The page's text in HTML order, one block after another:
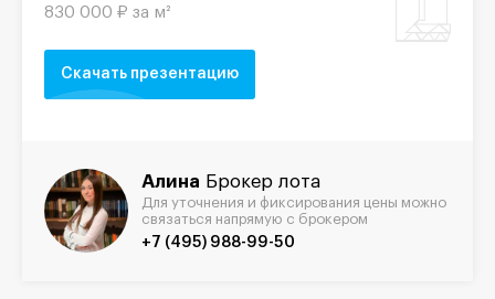
830 000 ₽ за м²
Скачать презентацию
Алина Брокер лота
Для уточнения и фиксирования цены можно
связаться напрямую с брокером
+7 (495) 988-99-50